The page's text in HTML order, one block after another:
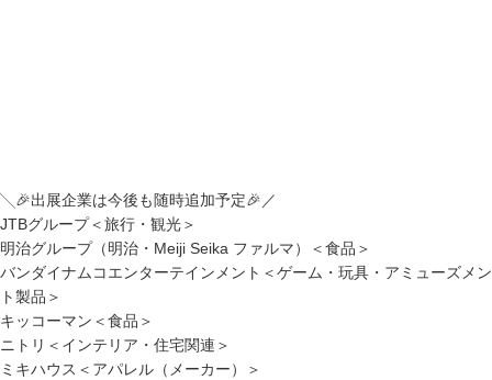
╲🎉出展企業は今後も随時追加予定🎉／
JTBグループ＜旅行・観光＞
明治グループ（明治・Meiji Seika ファルマ）＜食品＞
バンダイナムコエンターテインメント＜ゲーム・玩具・アミューズメン
ト製品＞
キッコーマン＜食品＞
ニトリ＜インテリア・住宅関連＞
ミキハウス＜アパレル（メーカー）＞